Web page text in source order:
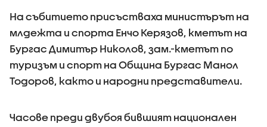
На събитието присъстваха министърът на
млдежта и спорта Енчо Керязов, кметът на
Бургас Димитър Николов, зам.-кметът по
туризъм и спорт на Община Бургас Манол
Тодоров, както и народни представители.
Часове преди двубоя бившият национален